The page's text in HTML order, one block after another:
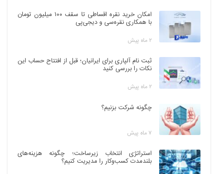
امکان خرید نقره اقساطی تا سقف ۱۰۰ میلیون تومان
با همکاری نقره‌سی و دیجی‌پی
۲ ماه پیش
ثبت نام آلپاری برای ایرانیان؛ قبل از افتتاح حساب این
نکات را بررسی کنید
۲ ماه پیش
چگونه شرکت بزنیم؟
۷ ماه پیش
استراتژی انتخاب زیرساخت؛ چگونه هزینه‌های
بلندمدت کسب‌وکار را مدیریت کنیم؟